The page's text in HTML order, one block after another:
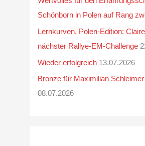
Schönborn in Polen auf Rang
Lernkurven, Polen-Edition:
nächster Rallye-EM-Challenge
Wieder erfolgreich 13.07.2026
Bronze für Maximilian
08.07.2026